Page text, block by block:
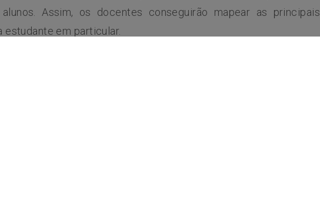
Assim, os docentes conseguirão mapear as principais
em particular.